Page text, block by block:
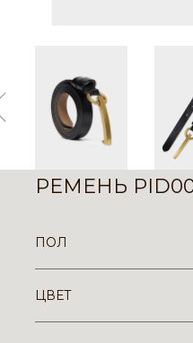
РЕМЕНЬ
ПОЛ
ЦВЕТ